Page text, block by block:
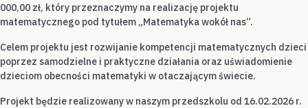
000,00 zł, który przeznaczymy na realizację projektu
matematycznego pod tytułem „Matematyka wokół nas”.
Celem projektu jest rozwijanie kompetencji matematycznych dzieci
poprzez samodzielne i praktyczne działania oraz uświadomienie
dzieciom obecności matematyki w otaczającym świecie.
Projekt będzie realizowany w naszym przedszkolu od 16.02.2026 r.